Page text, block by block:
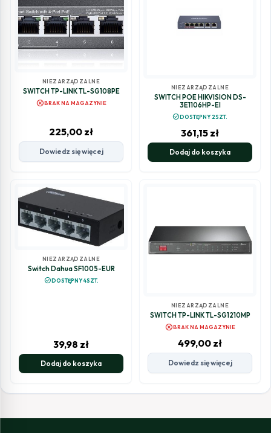
NIEZARZĄDZALNE
SWITCH TP-LINK TL-SG108PE
cancelBRAK NA MAGAZYNIE
225,00 zł
Dowiedz się więcej
NIEZARZĄDZALNE
SWITCH POE HIKVISION DS-
3E1106HP-EI
check_circleDOSTĘPNY 2SZT.
361,15 zł
Dodaj do koszyka
NIEZARZĄDZALNE
Switch Dahua SF1005-EUR
check_circleDOSTĘPNY 4SZT.
39,98 zł
Dodaj do koszyka
NIEZARZĄDZALNE
SWITCH TP-LINK TL-SG1210MP
cancelBRAK NA MAGAZYNIE
499,00 zł
Dowiedz się więcej